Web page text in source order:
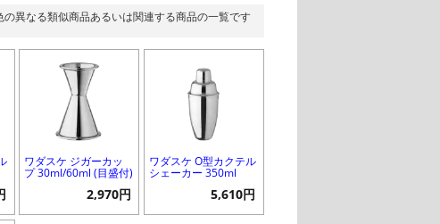
の異なる類似商品あるいは関連する商品の一覧です
ワダスケ ジガーカッ
プ 30ml/60ml (目盛付)
2,970円
ワダスケ O型カクテル
シェーカー 350ml
5,610円